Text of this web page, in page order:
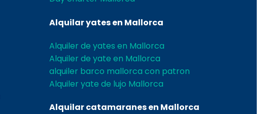
Alquilar yates en Mallorca
Alquiler de yates en Mallorca
Alquiler de yate en Mallorca
alquiler barco mallorca con patron
Alquiler yate de lujo Mallorca
Alquilar catamaranes en Mallorca